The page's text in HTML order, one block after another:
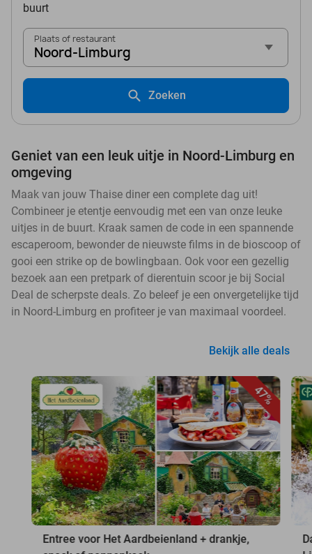
buurt
Plaats of restaurant
Noord-Limburg
Zoeken
Geniet van een leuk uitje in Noord-Limburg en
omgeving
Maak van jouw Thaise diner een complete dag uit!
Combineer je etentje eenvoudig met een van onze leuke
uitjes in de buurt. Kraak samen de code in een spannende
escaperoom, bewonder de nieuwste films in de bioscoop of
gooi een strike op de bowlingbaan. Ook voor een gezellig
bezoek aan een pretpark of dierentuin scoor je bij Social
Deal de scherpste deals. Zo beleef je een onvergetelijke tijd
in Noord-Limburg en profiteer je van maximaal voordeel.
Bekijk alle deals
47%
Entree voor Het Aardbeienland + drankje,